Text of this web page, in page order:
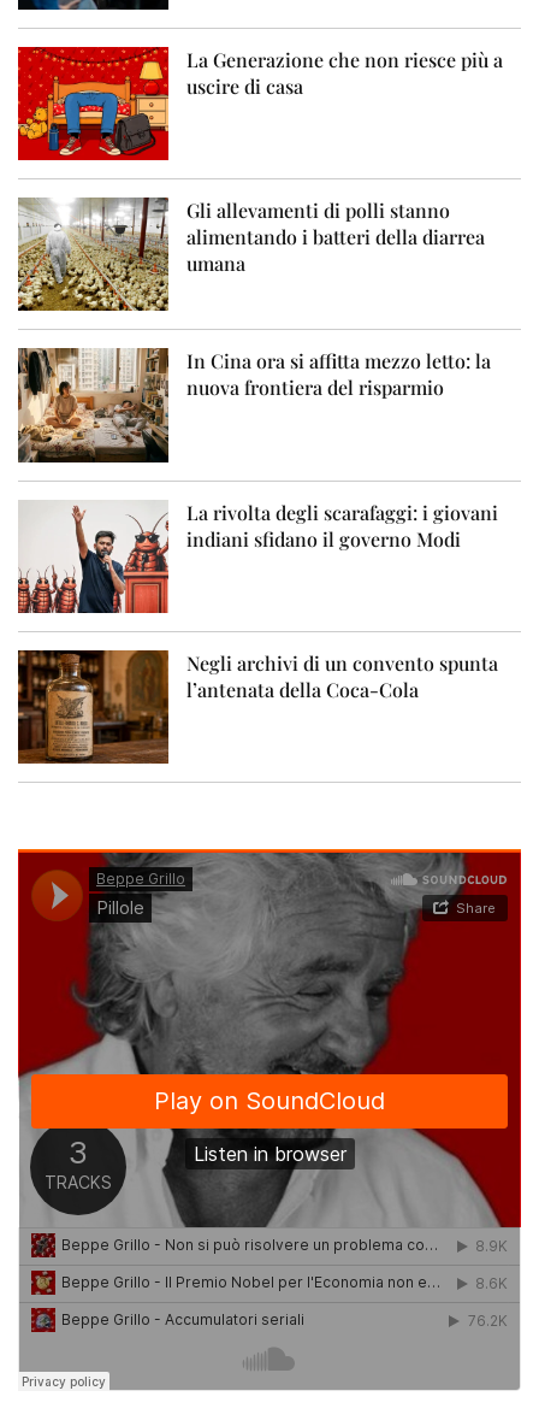
La Generazione che non riesce più a
uscire di casa
Gli allevamenti di polli stanno
alimentando i batteri della diarrea
umana
In Cina ora si affitta mezzo letto: la
nuova frontiera del risparmio
La rivolta degli scarafaggi: i giovani
indiani sfidano il governo Modi
Negli archivi di un convento spunta
l’antenata della Coca-Cola